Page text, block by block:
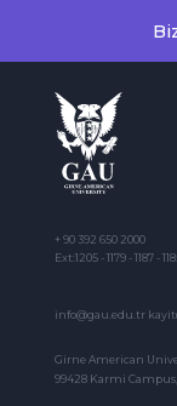
+ 90 392 650 2000
Ext:1205 - 1179 - 1187 -
info@gau.edu.tr
Girne American
99428 Karmi